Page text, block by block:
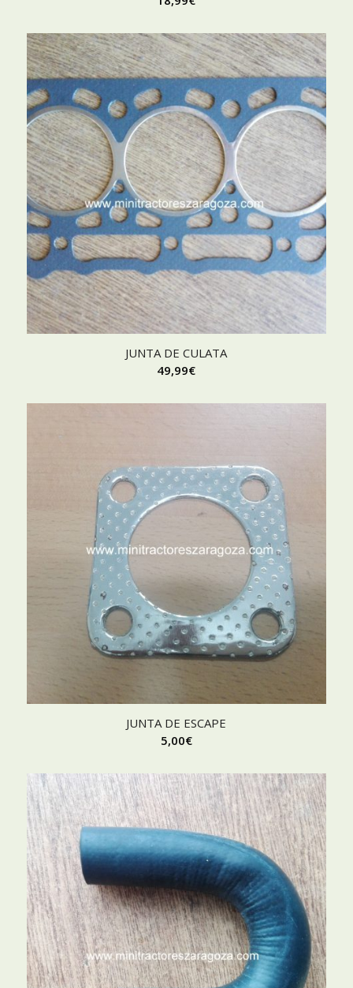
JUNTA DE CULATA
49,99€
JUNTA DE ESCAPE
5,00€